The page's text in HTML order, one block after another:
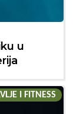
u
I FITNESS